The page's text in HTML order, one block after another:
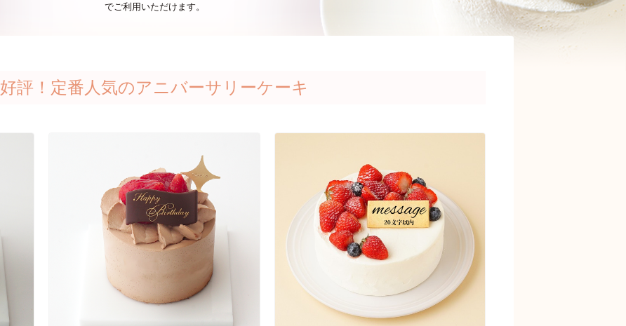
でご利用いただけます。
好評！定番人気のアニバーサリーケーキ